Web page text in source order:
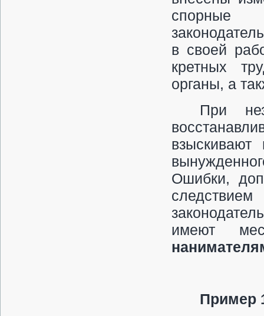
спорные
в своей
кретных
органы, а
При
Ошибки,
имеют
Пример